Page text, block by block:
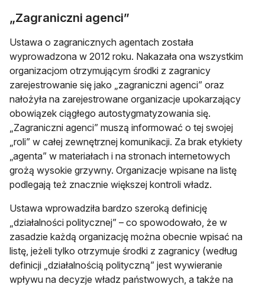
„Zagraniczni agenci”
Ustawa o zagranicznych agentach została
wyprowadzona w 2012 roku. Nakazała ona wszystkim
organizacjom otrzymującym środki z zagranicy
zarejestrowanie się jako „zagraniczni agenci” oraz
nałożyła na zarejestrowane organizacje upokarzający
obowiązek ciągłego autostygmatyzowania się.
„Zagraniczni agenci” muszą informować o tej swojej
„roli” w całej zewnętrznej komunikacji. Za brak etykiety
„agenta” w materiałach i na stronach internetowych
grożą wysokie grzywny. Organizacje wpisane na listę
podlegają też znacznie większej kontroli władz.
Ustawa wprowadziła bardzo szeroką definicję
„działalności politycznej” – co spowodowało, że w
zasadzie każdą organizację można obecnie wpisać na
listę, jeżeli tylko otrzymuje środki z zagranicy (według
definicji „działalnością polityczną” jest wywieranie
wpływu na decyzje władz państwowych, a także na